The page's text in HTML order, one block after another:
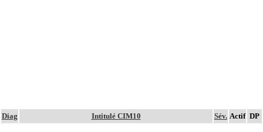
Diag Intitulé CIM10 Sév. Actif DP